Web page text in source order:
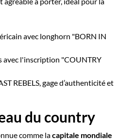
avec longhorn "BORN IN
avec l'inscription "COUNTRY
REBELS, gage d’authenticité et
du country
comme lacapitale mondiale